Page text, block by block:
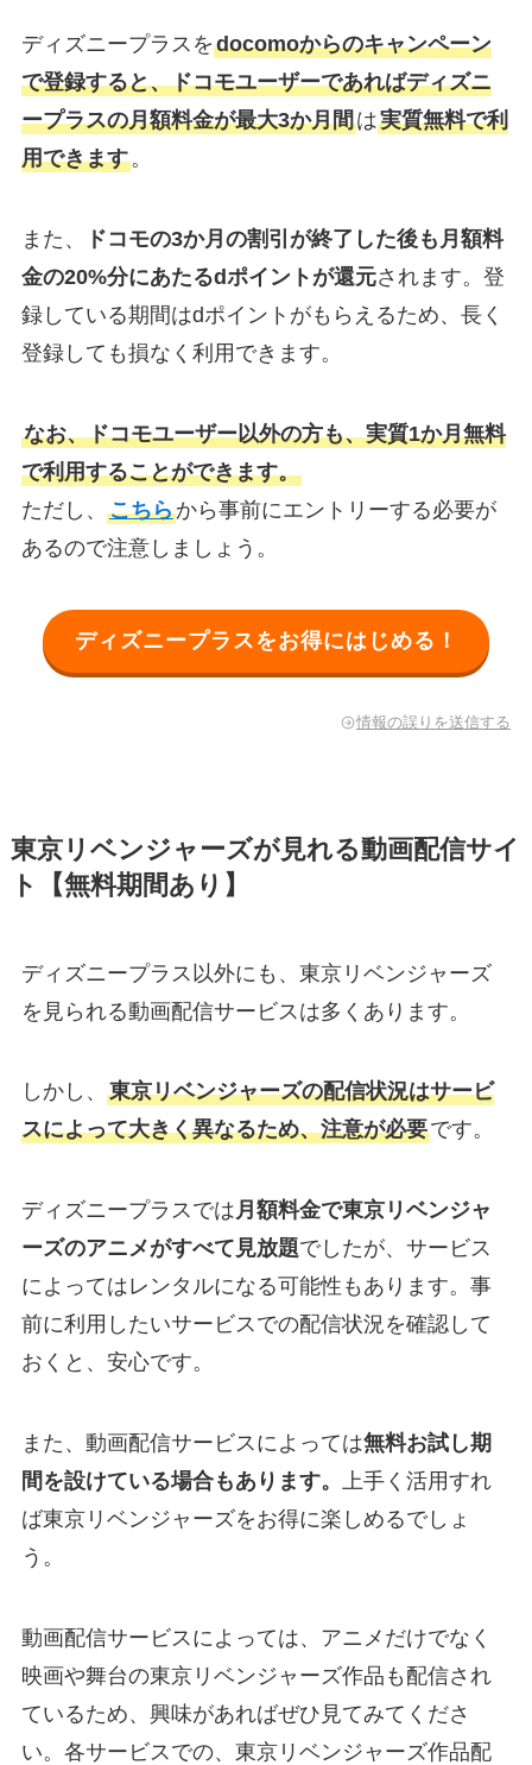
ディズニープラスをdocomoからのキャンペーン
で登録すると、ドコモユーザーであればディズニ
ープラスの月額料金が最大3か月間は実質無料で利
用できます。
また、
ドコモの3か月の割引が終了した後も月額料
金の20%分にあたるdポイントが還元されます。登
録している期間はdポイントがもらえるため、長く
登録しても損なく利用できます。
なお、ドコモユーザー以外の方も、実質1か月無料
で利用することができます。
ただし、 こちらから事前にエントリーする必要が
あるので注意しましょう。
ディズニープラスをお得にはじめる！
情報の誤りを送信する
東京リベンジャーズが見れる動画配信サイ
ト【無料期間あり】
ディズニープラス以外にも、東京リベンジャーズ
を見られる動画配信サービスは多くあります。
しかし、 東京リベンジャーズの配信状況はサービ
スによって大きく異なるため、注意が必要です。
ディズニープラスでは月額料金で東京リベンジャ
ーズのアニメがすべて見放題でしたが、サービス
によってはレンタルになる可能性もあります。事
前に利用したいサービスでの配信状況を確認して
おくと、安心です。
また、動画配信サービスによっては無料お試し期
間を設けている場合もあります。 上手く活用すれ
ば東京リベンジャーズをお得に楽しめるでしょ
う。
動画配信サービスによっては、アニメだけでなく
映画や舞台の東京リベンジャーズ作品も配信され
ているため、興味があればぜひ見てみてくださ
い。各サービスでの、東京リベンジャーズ作品配